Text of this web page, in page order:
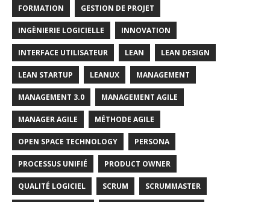
FORMATION GESTION DE PROJET
INGÈNIERIE LOGICIELLE INNOVATION
INTERFACE UTILISATEUR LEAN LEAN DESIGN
LEAN STARTUP LEANUX MANAGEMENT
MANAGEMENT 3.0 MANAGEMENT AGILE
MANAGER AGILE MÉTHODE AGILE
OPEN SPACE TECHNOLOGY PERSONA
PROCESSUS UNIFIÉ PRODUCT OWNER
QUALITÉ LOGICIEL SCRUM SCRUMMASTER